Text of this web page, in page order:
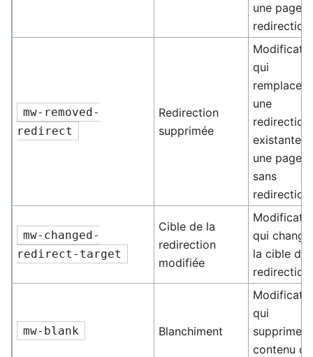
une page
redirection
mw-removed-
redirect
Redirection
supprimée
qui
remplacent
une
redirection
existante
une page
sans
redirection
mw-changed-
redirect-target
Cible de la
redirection
modifiée
qui
la cible
redirection
mw-blank Blanchiment
qui
contenu